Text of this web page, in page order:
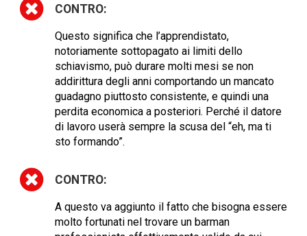
CONTRO:
Questo significa che l’apprendistato,
notoriamente sottopagato ai limiti dello
schiavismo, può durare molti mesi se non
addirittura degli anni comportando un mancato
guadagno piuttosto consistente, e quindi una
perdita economica a posteriori. Perché il datore
di lavoro userà sempre la scusa del “eh, ma ti
sto formando”.
CONTRO:
A questo va aggiunto il fatto che bisogna essere
molto fortunati nel trovare un barman